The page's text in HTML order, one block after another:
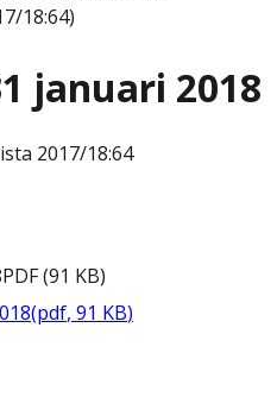
18:64)
januari 2018
2017/18:64
PDF(91 KB)
(pdf, 91 KB)